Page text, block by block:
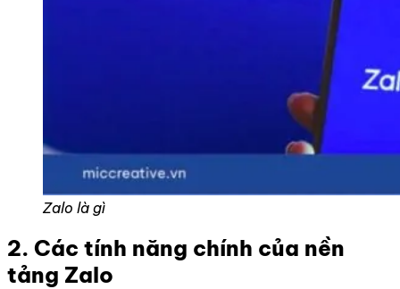
Zalo là gì
2. Các tính năng chính của nền
tảng Zalo